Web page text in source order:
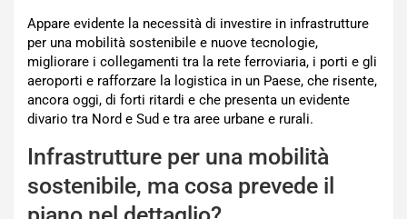
Appare evidente la necessità di investire in infrastrutture
per una mobilità sostenibile e nuove tecnologie,
migliorare i collegamenti tra la rete ferroviaria, i porti e gli
aeroporti e rafforzare la logistica in un Paese, che risente,
ancora oggi, di forti ritardi e che presenta un evidente
divario tra Nord e Sud e tra aree urbane e rurali.
Infrastrutture per una mobilità
sostenibile, ma cosa prevede il